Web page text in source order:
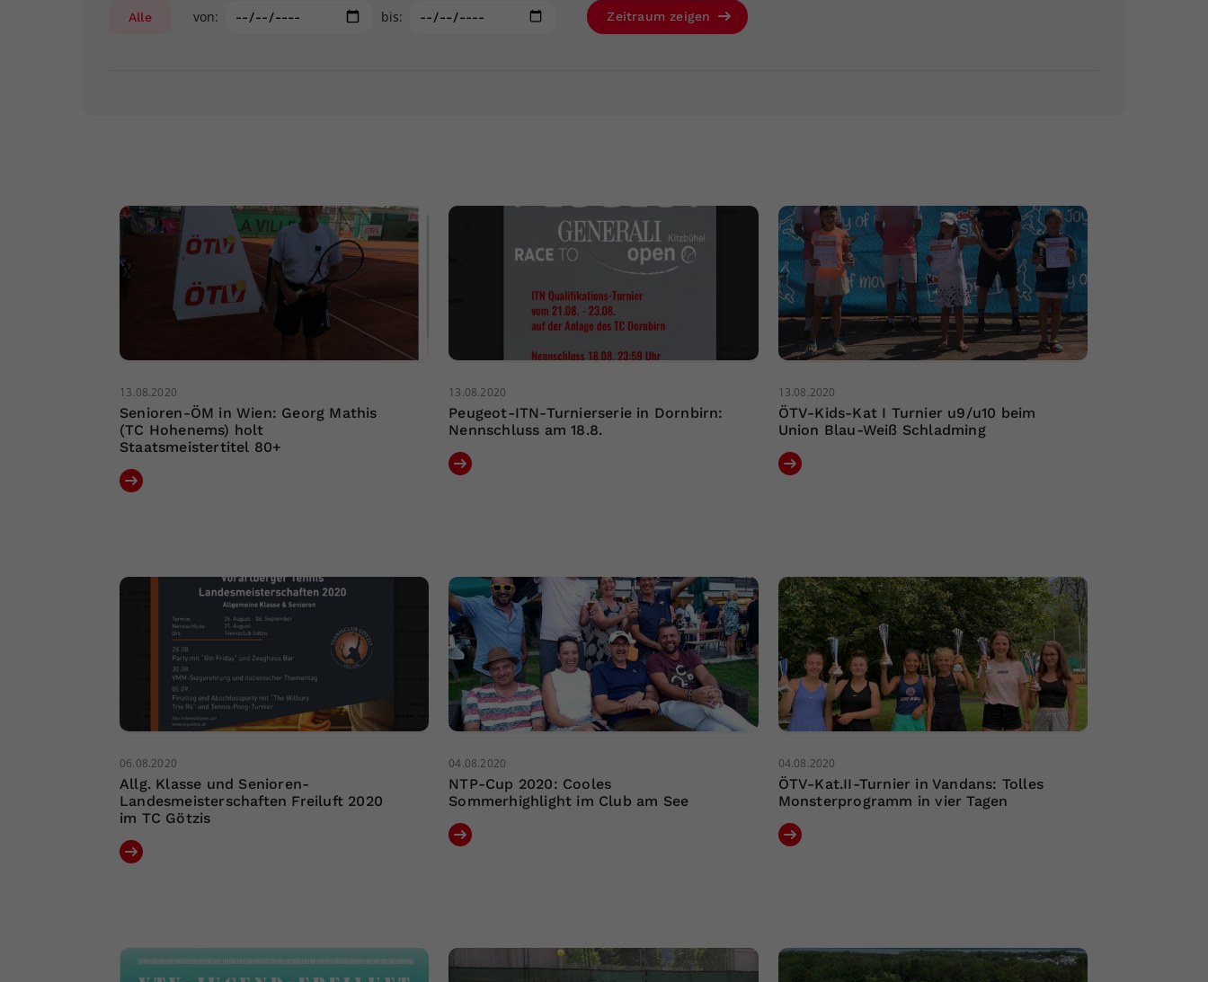
Alle von: bis: Zeitraum zeigen
13.08.2020
Senioren-ÖM in Wien: Georg Mathis
(TC Hohenems) holt
Staatsmeistertitel 80+
13.08.2020
Peugeot-ITN-Turnierserie in Dornbirn:
Nennschluss am 18.8.
13.08.2020
ÖTV-Kids-Kat I Turnier u9/u10 beim
Union Blau-Weiß Schladming
06.08.2020
Allg. Klasse und Senioren-
Landesmeisterschaften Freiluft 2020
im TC Götzis
04.08.2020
NTP-Cup 2020: Cooles
Sommerhighlight im Club am See
04.08.2020
ÖTV-Kat.II-Turnier in Vandans: Tolles
Monsterprogramm in vier Tagen
Ihrer vorgenommen Einstellungen, falls der